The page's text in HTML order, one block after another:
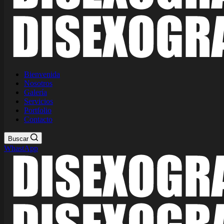
Bienvenida
Nosotros
Galería
Servicios
Portfolio
Contacto
Buscar
WhastApp